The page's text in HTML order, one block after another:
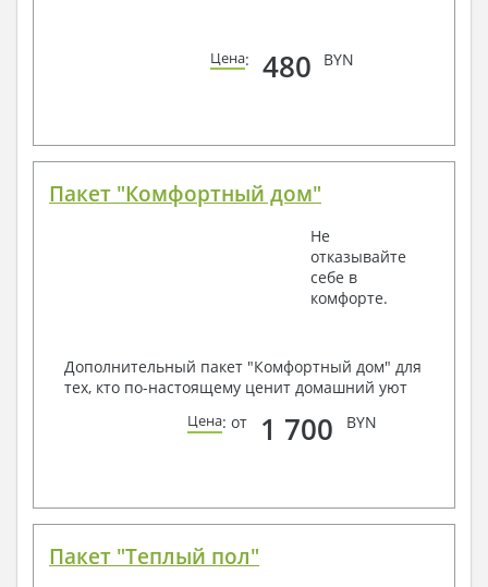
Цена: 480 BYN
Пакет "Комфортный дом"
Не
отказывайте
себе в
комфорте.
Дополнительный пакет "Комфортный дом" для
тех, кто по-настоящему ценит домашний уют
Цена: от 1 700 BYN
Пакет "Теплый пол"